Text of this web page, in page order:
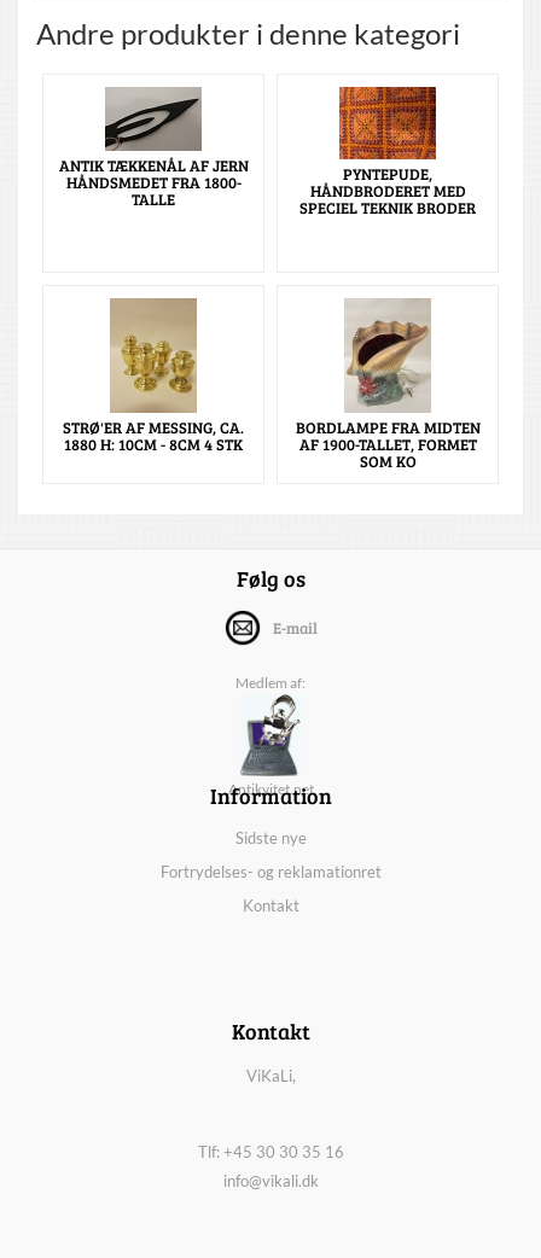
Andre produkter i denne kategori
ANTIK TÆKKENÅL AF JERN
HÅNDSMEDET FRA 1800-
TALLE
PYNTEPUDE,
HÅNDBRODERET MED
SPECIEL TEKNIK BRODER
STRØ'ER AF MESSING, CA.
1880 H: 10CM - 8CM 4 STK
BORDLAMPE FRA MIDTEN
AF 1900-TALLET, FORMET
SOM KO
Følg os
E-mail
Medlem af:
Antikvitet.net
Information
Sidste nye
Fortrydelses- og reklamationret
Kontakt
Kontakt
ViKaLi,
Tlf: +45 30 30 35 16
info@vikali.dk